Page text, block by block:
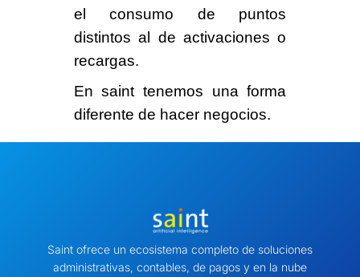
el consumo de puntos
distintos al de activaciones o
recargas.
En saint tenemos unaforma
diferente de hacer negocios.
Saint ofrece un ecosistema completo de soluciones
administrativas, contables, de pagos y en la nube